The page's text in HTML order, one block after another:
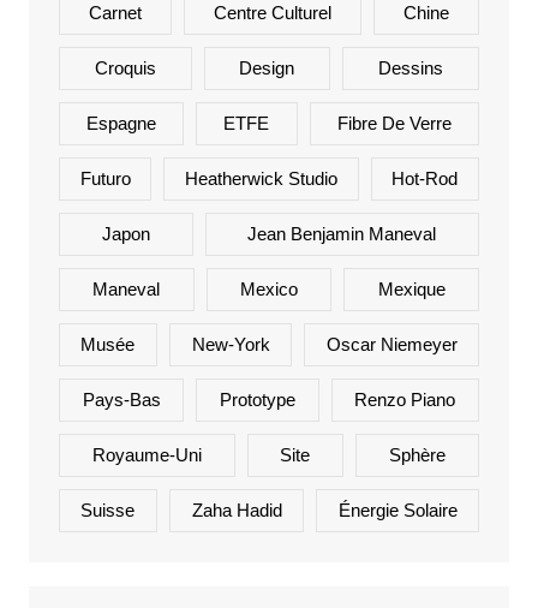
Carnet Centre Culturel Chine
Croquis Design Dessins
Espagne ETFE Fibre De Verre
Futuro Heatherwick Studio Hot-Rod
Japon Jean Benjamin Maneval
Maneval Mexico Mexique
Musée New-York Oscar Niemeyer
Pays-Bas Prototype Renzo Piano
Royaume-Uni Site Sphère
Suisse Zaha Hadid Énergie Solaire